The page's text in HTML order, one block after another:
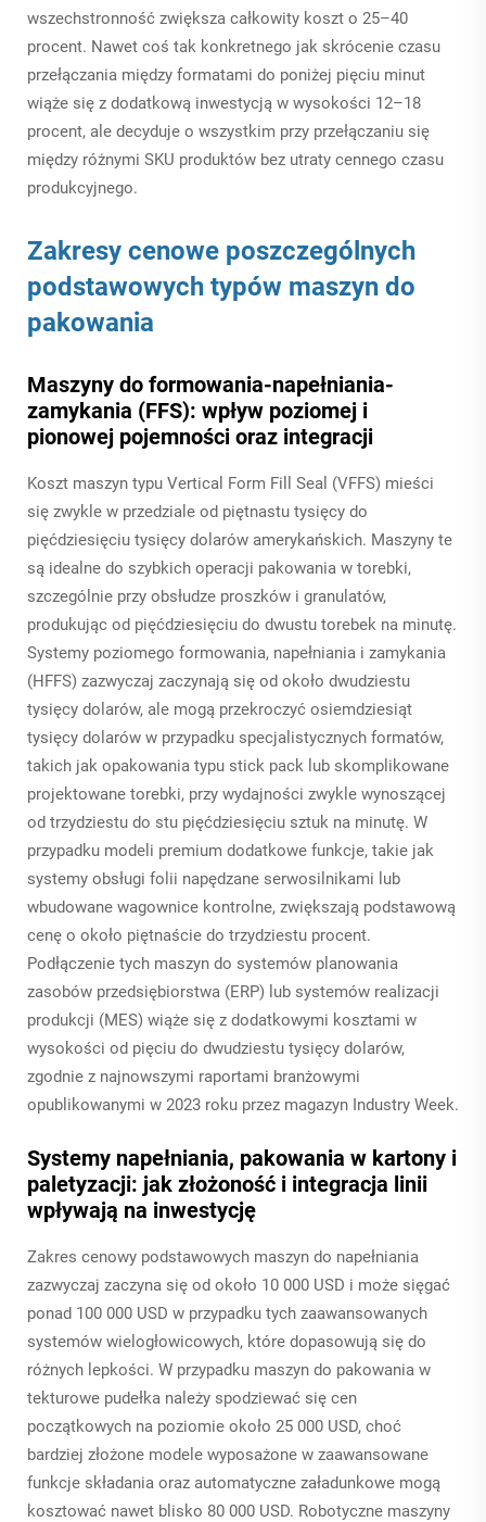
wszechstronność zwiększa całkowity koszt o 25–40
procent. Nawet coś tak konkretnego jak skrócenie czasu
przełączania między formatami do poniżej pięciu minut
wiąże się z dodatkową inwestycją w wysokości 12–18
procent, ale decyduje o wszystkim przy przełączaniu się
między różnymi SKU produktów bez utraty cennego czasu
produkcyjnego.
Zakresy cenowe poszczególnych
podstawowych typów maszyn do
pakowania
Maszyny do formowania-napełniania-
zamykania (FFS): wpływ poziomej i
pionowej pojemności oraz integracji
Koszt maszyn typu Vertical Form Fill Seal (VFFS) mieści
się zwykle w przedziale od piętnastu tysięcy do
pięćdziesięciu tysięcy dolarów amerykańskich. Maszyny te
są idealne do szybkich operacji pakowania w torebki,
szczególnie przy obsłudze proszków i granulatów,
produkując od pięćdziesięciu do dwustu torebek na minutę.
Systemy poziomego formowania, napełniania i zamykania
(HFFS) zazwyczaj zaczynają się od około dwudziestu
tysięcy dolarów, ale mogą przekroczyć osiemdziesiąt
tysięcy dolarów w przypadku specjalistycznych formatów,
takich jak opakowania typu stick pack lub skomplikowane
projektowane torebki, przy wydajności zwykle wynoszącej
od trzydziestu do stu pięćdziesięciu sztuk na minutę. W
przypadku modeli premium dodatkowe funkcje, takie jak
systemy obsługi folii napędzane serwosilnikami lub
wbudowane wagownice kontrolne, zwiększają podstawową
cenę o około piętnaście do trzydziestu procent.
Podłączenie tych maszyn do systemów planowania
zasobów przedsiębiorstwa (ERP) lub systemów realizacji
produkcji (MES) wiąże się z dodatkowymi kosztami w
wysokości od pięciu do dwudziestu tysięcy dolarów,
zgodnie z najnowszymi raportami branżowymi
opublikowanymi w 2023 roku przez magazyn Industry Week.
Systemy napełniania, pakowania w kartony i
paletyzacji: jak złożoność i integracja linii
wpływają na inwestycję
Zakres cenowy podstawowych maszyn do napełniania
zazwyczaj zaczyna się od około 10 000 USD i może sięgać
ponad 100 000 USD w przypadku tych zaawansowanych
systemów wielogłowicowych, które dopasowują się do
różnych lepkości. W przypadku maszyn do pakowania w
tekturowe pudełka należy spodziewać się cen
początkowych na poziomie około 25 000 USD, choć
bardziej złożone modele wyposażone w zaawansowane
funkcje składania oraz automatyczne załadunkowe mogą
kosztować nawet blisko 80 000 USD. Robotyczne maszyny